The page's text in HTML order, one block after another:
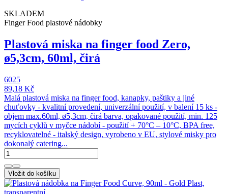
SKLADEM
Finger Food plastové nádobky
Plastová miska na finger food Zero,
ø5,3cm, 60ml, čirá
6025
89,18 Kč
Malá plastová miska na finger food, kanapky, paštiky a jiné
chuťovky - kvalitní provedení, univerzální použití, v balení 15 ks -
objem max.60ml, ø5,3cm, čirá barva, opakované použití, min. 125
mycích cyklů v myčce nádobí - použití + 70°C – 10°C, BPA free,
recyklovatelné - italský design, vyrobeno v EU, stylové misky pro
dokonalý catering...
Vložit do košíku